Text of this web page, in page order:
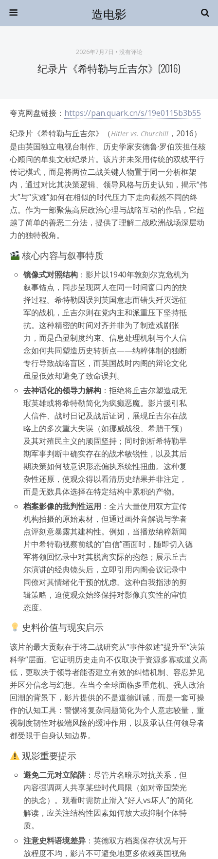
造电影
2026年7月7日 • 没有评论
纪录片《希特勒与丘吉尔》(2016)
夸克网盘链接： https://pan.quark.cn/s/19e0115b3b55
纪录片《希特勒与丘吉尔》（Hitler vs. Churchill ，2016）
是由英国独立电视台制作、历史学家安德鲁·罗伯茨担任核
心顾问的单集文献纪录片。该片并未采用传统的双线平行
传记模式，而是将两位二战关键人物置于同一分析框架
内，通过对比其决策逻辑、领导风格与历史认知，揭示“伟
大”与“灾难”如何在相似的时代压力下走向截然不同的终
点。作为一部聚焦高层政治心理与战略互动的作品，它超
越了简单的善恶二分法，提供了理解二战欧洲战场深层动
力的独特视角。
核心内容与叙事特质
镜像式对照结构 ：影片以1940年敦刻尔克危机为
叙事锚点，同步呈现两人在同一时间窗口内的抉
择过程。希特勒因误判英国意志而错失歼灭远征
军的战机，丘吉尔则在党内主和派重压下坚持抵
抗。这种精密的时间对齐并非为了制造戏剧张
力，而是凸显制度约束、信息处理机制与个人信
念如何共同塑造历史转折点——纳粹体制的独断
专行导致战略盲区，而英国战时内阁的辩论文化
虽显低效却避免了致命误判。
去神话化的领导力解构 ：拒绝将丘吉尔塑造成无
瑕英雄或将希特勒简化为疯癫恶魔。影片援引私
人信件、战时日记及战后证词，展现丘吉尔在战
略上的多次重大失误（如挪威战役、希腊干预）
及其对殖民主义的顽固坚持；同时剖析希特勒早
期军事判断中确实存在的战术敏锐性，以及其后
期决策如何被意识形态偏执系统性扭曲。这种复
杂性还原，使观众得以看清历史结果并非注定，
而是无数具体选择在特定结构中累积的产物。
档案影像的批判性运用 ：全片大量使用双方宣传
机构拍摄的原始素材，但通过画外音解说与学者
点评刻意暴露其建构性。例如，当播放纳粹新闻
片中希特勒视察前线的“自信”画面时，随即切入德
军将领回忆录中对其脱离实际的抱怨；展示丘吉
尔演讲的经典镜头后，立即引用内阁会议记录中
同僚对其情绪化干预的忧虑。这种自我指涉的剪
辑策略，迫使观众始终保持对影像真实性的审慎
态度。
史料价值与现实启示
该片的最大贡献在于将二战研究从“事件叙述”提升至“决策
科学”层面。它证明历史走向不仅取决于资源多寡或道义高
低，更取决于领导者能否建立有效的纠错机制、容忍异见
并区分信念与幻想。在当今全球面临多重危机、强人政治
回潮的背景下，影片提供的不是道德训诫，而是一套可操
作的认知工具：警惕将复杂问题简化为个人意志较量，重
视制度韧性对极端风险的缓冲作用，以及承认任何领导者
都受限于自身认知边界。
观影重要提示
避免二元对立陷阱 ：尽管片名暗示对抗关系，但
内容强调两人共享某些时代局限（如对帝国荣光
的执念）。观看时需防止滑入“好人vs坏人”的简化
解读，应关注结构性因素如何放大或抑制个体特
质。
注意史料语境差异 ：英德双方档案保存状况与开
放程度不均，影片不可避免地更多依赖英国视角